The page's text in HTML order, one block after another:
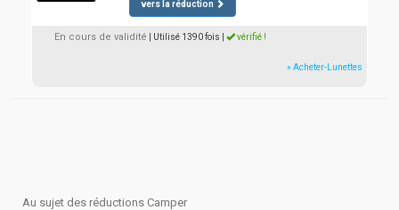
vers la réduction
En cours de validité | Utilisé 1390 fois vérifié !
» Acheter-Lunettes
Au sujet des réductions Camper